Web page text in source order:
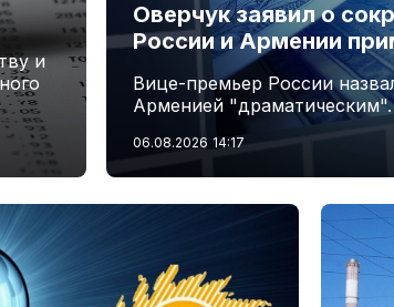
и
Оверчук заявил о
России и Армении
Вице-премьер России
Арменией "драматическим".
06.08.2026 14:17